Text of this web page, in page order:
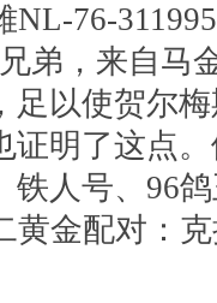
76-
弟，来自马
足以使贺尔
证明了这点
铁人号、96
金配对：克